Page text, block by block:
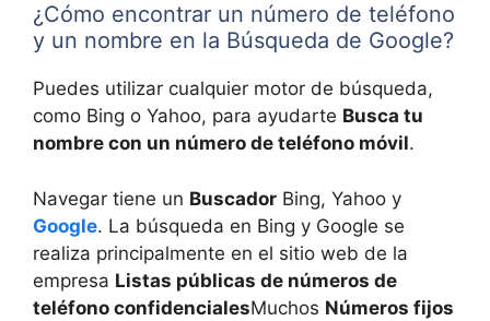
¿Cómo encontrar un número de teléfono
y un nombre en la Búsqueda de Google?
Puedes utilizar cualquier motor de búsqueda,
como Bing o Yahoo, para ayudarte Busca tu
nombre con un número de teléfono móvil.
Navegar tiene un Buscador Bing, Yahoo y
Google. La búsqueda en Bing y Google se
realiza principalmente en el sitio web de la
empresa Listas públicas de números de
teléfono confidencialesMuchos Números fijos